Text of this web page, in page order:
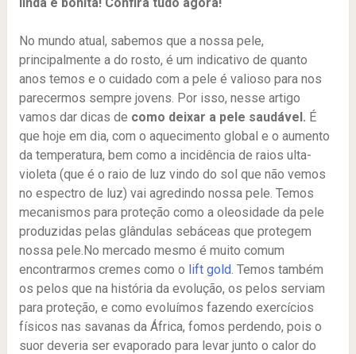
No mundo atual, sabemos que a nossa pele,
principalmente a do rosto, é um indicativo de quanto
anos temos e o cuidado com a pele é valioso para nos
parecermos sempre jovens. Por isso, nesse artigo
vamos dar dicas de como deixar a pele saudável. É
que hoje em dia, com o aquecimento global e o aumento
da temperatura, bem como a incidência de raios ulta-
violeta (que é o raio de luz vindo do sol que não vemos
no espectro de luz) vai agredindo nossa pele. Temos
mecanismos para proteção como a oleosidade da pele
produzidas pelas glândulas sebáceas que protegem
nossa pele.No mercado mesmo é muito comum
encontrarmos cremes como o lift gold. Temos também
os pelos que na história da evolução, os pelos serviam
para proteção, e como evoluímos fazendo exercícios
físicos nas savanas da África, fomos perdendo, pois o
suor deveria ser evaporado para levar junto o calor do